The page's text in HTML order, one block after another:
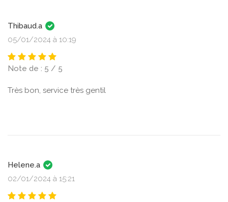
Thibaud.a
05/01/2024 à 10:19
Note de : 5 / 5
Très bon, service très gentil
Helene.a
02/01/2024 à 15:21